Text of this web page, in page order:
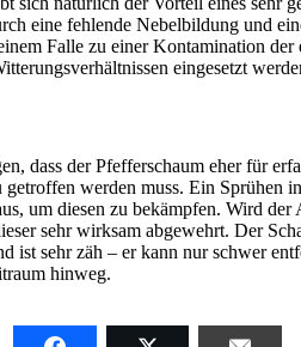
eine fehlende Nebelbildung und
Falle zu einer Kontamination der
eingesetzt
dass der Pfefferschaum eher für
werden muss. Ein Sprühen
um diesen zu bekämpfen. Wird
sehr wirksam abgewehrt. Der
ist sehr zäh – er kann nur schwer
hinweg.